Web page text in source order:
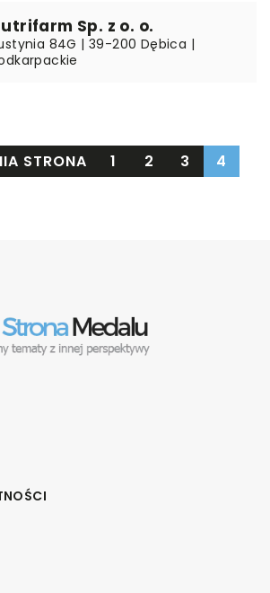
Sp. z o. o.
84G | 39-200 Dębica |
STRONA 1 2 3 4